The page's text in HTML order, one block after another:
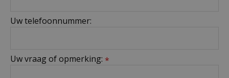
Uw telefoonnummer:
Uw vraag of opmerking: *